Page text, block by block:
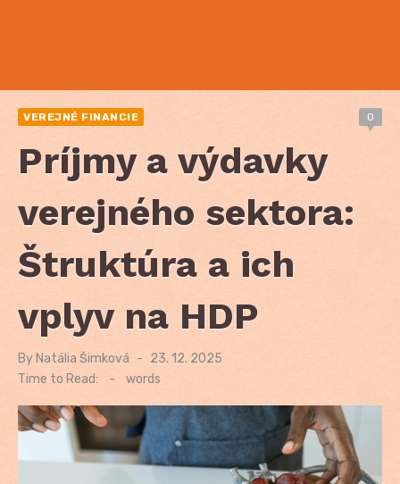
VEREJNÉ FINANCIE 0
Príjmy a výdavky
verejného sektora:
Štruktúra a ich
vplyv na HDP
By Natália Šimková
Posted
on
23. 12. 2025
Time to Read:
- words